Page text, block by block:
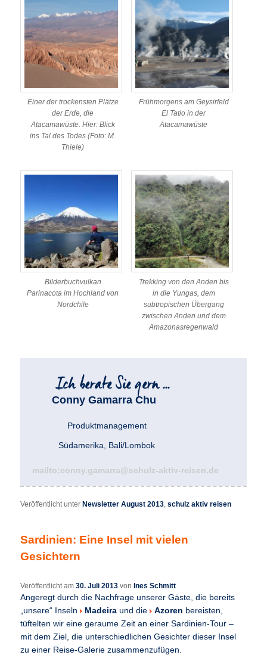
Einer der trockensten Plätze
der Erde, die
Atacamawüste. Hier: Blick
ins Tal des Todes (Foto: M.
Thiele)
Frühmorgens am Geysirfeld
El Tatio in der
Atacamawüste
Bilderbuchvulkan
Parinacota im Hochland von
Nordchile
Trekking von den Anden bis
in die Yungas, dem
subtropischen Übergang
zwischen Anden und dem
Amazonasregenwald
Conny Gamarra Chu
Produktmanagement
Südamerika, Bali/Lombok
mailto:conny.gamarra@schulz-aktiv-reisen.de
Veröffentlicht unter Newsletter August 2013,schulz aktiv reisen
Sardinien: Eine Insel mit vielen
Gesichtern
Veröffentlicht am30. Juli 2013 vonInes Schmitt
Angeregt durch die Nachfrage unserer Gäste, die bereits
„unsere“ Inseln
Madeira und die Azoren bereisten,
tüftelten wir eine geraume Zeit an einer Sardinien-Tour –
mit dem Ziel, die unterschiedlichen Gesichter dieser Insel
zu einer Reise-Galerie zusammenzufügen.